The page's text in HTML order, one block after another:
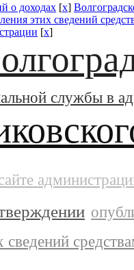
о доходах [x]
этих сведений
[x]
службы в
сведений